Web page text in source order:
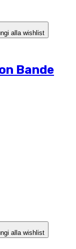
alla wishlist
Bande
alla wishlist